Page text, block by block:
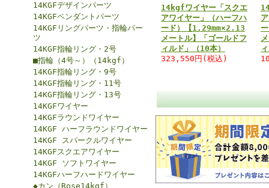
14KGFデザインパーツ
14KGFペンダントパーツ
14KGFリングパーツ・指輪パー
ツ
14KGF指輪リング・2号
■指輪（4号～）（14kgf）
14KGF指輪リング・9号
14KGF指輪リング・11号
14KGF指輪リング・13号
14KGFワイヤー
14KGFラウンドワイヤー
14KGF ハーフラウンドワイヤー
14KGF スパークルワイヤー
14KGFスクエアワイヤー
14KGF ソフトワイヤー
14KGFハーフハードワイヤー
◆カン（Rose14kgf）
14kgfワイヤー「スクエ
アワイヤー」（ハーフハ
ード）【1.29mm×2.13
メートル】「ゴールドフ
ィルド」（10本）
323,550円(税込)